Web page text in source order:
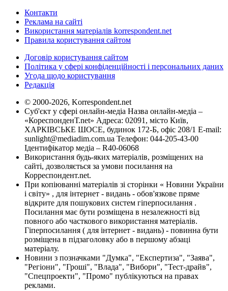
Контакти
Реклама на сайті
Використання матеріалів korrespondent.net
Правила користування сайтом
Договір користування сайтом
Політика у сфері конфіденційності і персональних даних
Угода щодо користування
Редакція
© 2000-2026, Korrespondent.net
Суб'єкт у сфері онлайн-медіа Назва онлайн-медіа –
«КореспонденТ.net» Адреса: 02091, місто Київ,
ХАРКІВСЬКЕ ШОСЕ, будинок 172-Б, офіс 208/1 E-mail:
sunlight@mediadim.com.ua Телефон: 044-205-43-00
Ідентифікатор медіа – R40-06068
Використання будь-яких матеріалів, розміщених на
сайті, дозволяється за умови посилання на
Корреспондент.net.
При копіюванні матеріалів зі сторінки « Новини України
і світу» , для інтернет - видань - обов'язкове пряме
відкрите для пошукових систем гіперпосилання .
Посилання має бути розміщена в незалежності від
повного або часткового використання матеріалів.
Гіперпосилання ( для інтернет - видань) - повинна бути
розміщена в підзаголовку або в першому абзаці
матеріалу.
Новини з позначками "Думка", "Експертиза", "Заява",
"Регіони", "Гроші", "Влада", "Вибори", "Тест-драйв",
"Спецпроекти", "Промо" публікуються на правах
реклами.